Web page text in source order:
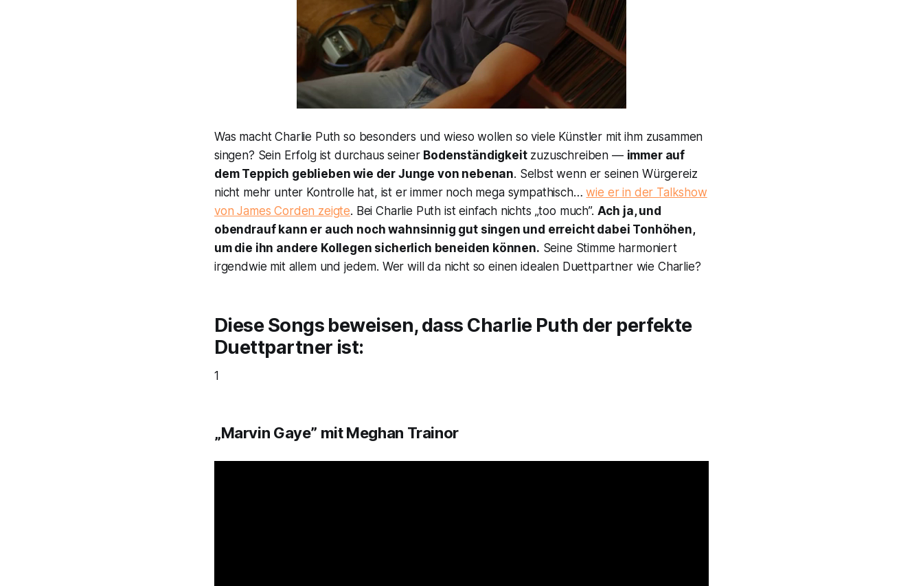
Was macht Charlie Puth so besonders und wieso wollen so viele Künstler mit ihm zusammen
singen? Sein Erfolg ist durchaus seiner Bodenständigkeitzuzuschreiben — immer auf
dem Teppich geblieben wie der Junge von nebenan. Selbst wenn er seinen Würgereiz
nicht mehr unter Kontrolle hat, ist er immer noch mega sympathisch…wie er in der Talkshow
von James Corden zeigte. Bei Charlie Puth ist einfach nichts „too much”. Ach ja, und
obendrauf kann er auch noch wahnsinnig gut singen und erreicht dabei Tonhöhen,
um die ihn andere Kollegen sicherlich beneiden können. Seine Stimme harmoniert
irgendwie mit allem und jedem. Wer will da nicht so einen idealen Duettpartner wie Charlie?
Diese Songs beweisen, dass Charlie Puth der perfekte
Duettpartner ist:
1
„Marvin Gaye” mit Meghan Trainor